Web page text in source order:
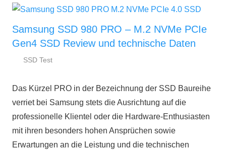
Samsung SSD 980 PRO – M.2 NVMe PCIe
Gen4 SSD Review und technische Daten
Oktober
ratgeber.de
SSD Test
Das Kürzel PRO in der Bezeichnung der SSD Baureihe
verriet bei Samsung stets die Ausrichtung auf die
professionelle Klientel oder die Hardware-Enthusiasten
mit ihren besonders hohen Ansprüchen sowie
Erwartungen an die Leistung und die technischen